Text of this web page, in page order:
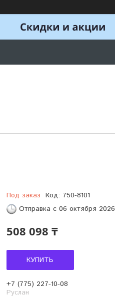
Под заказ Код: 750-8101
Отправка с 06 октября 2026
508 098 ₸
КУПИТЬ
+7 (775) 227-10-08
Руслан